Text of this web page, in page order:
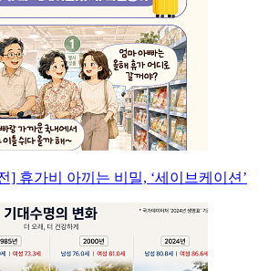
] 휴가비 아끼는 비밀, ‘세이브케이션’